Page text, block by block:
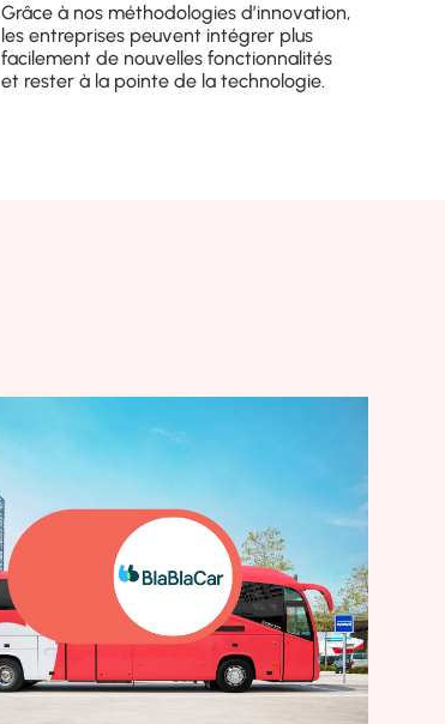
Grâce à nos méthodologies d’innovation,
les entreprises peuvent intégrer plus
facilement de nouvelles fonctionnalités
et rester à la pointe de la technologie.